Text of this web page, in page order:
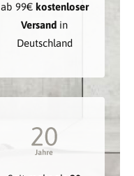
ab 99€ kostenloser
Versand in
Deutschland